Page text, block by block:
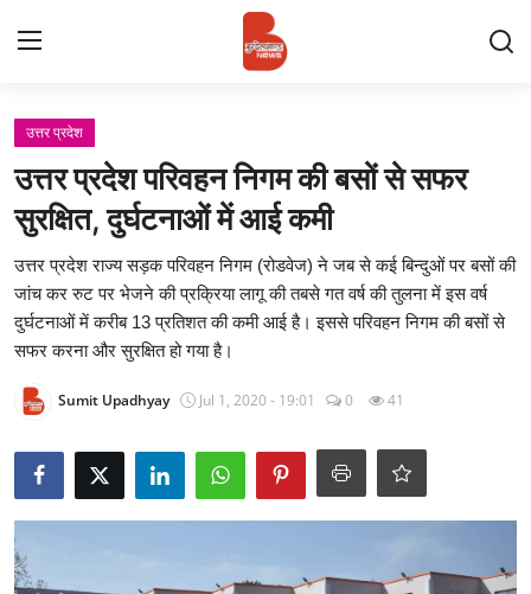
Login
Contact
प्रमुख ख़बर
अपना शहर
वीडियो
क्राइम
उत्तर प्रदेश
उत्तर प्रदेश परिवहन निगम की बसों से सफर
सुरक्षित, दुर्घटनाओं में आई कमी
उत्तर प्रदेश राज्य सड़क परिवहन निगम (रोडवेज) ने जब से कई बिन्दुओं पर बसों की
जांच कर रुट पर भेजने की प्रक्रिया लागू की तबसे गत वर्ष की तुलना में इस वर्ष
दुर्घटनाओं में करीब 13 प्रतिशत की कमी आई है। इससे परिवहन निगम की बसों से
सफर करना और सुरक्षित हो गया है।
Sumit Upadhyay Jul 1, 2020 - 19:01 0 41